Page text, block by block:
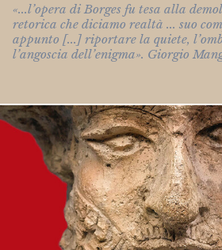
«...l’opera di Borges fu tesa alla
retorica che diciamo realtà ... suo
appunto [...] riportare la quiete,
l’angoscia dell’enigma». Giorgio